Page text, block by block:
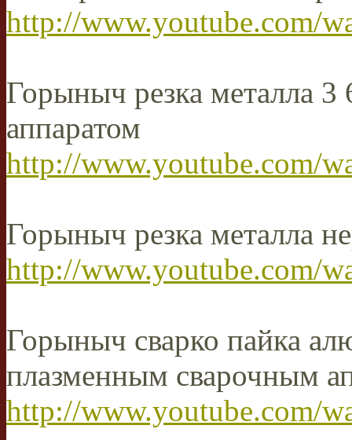
http://www.youtube.com/
Горыныч резка металла
аппаратом
http://www.youtube.com/
Горыныч резка металла
http://www.youtube.com/
Горыныч сварко пайка
плазменным сварочным
http://www.youtube.com/